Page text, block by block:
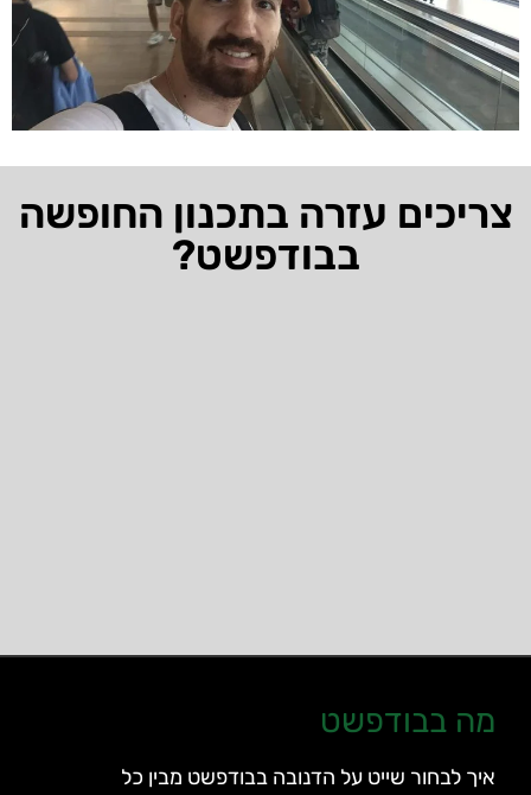
צריכים עזרה בתכנון החופשה
בבודפשט?
מה בבודפשט
איך לבחור שייט על הדנובה בבודפשט מבין כל